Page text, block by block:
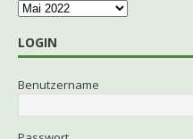
LOGIN
Benutzername